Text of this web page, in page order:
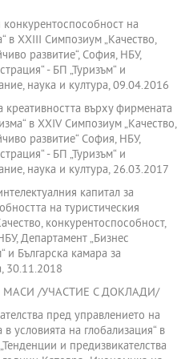
конкурентоспособност на
в XXIII Симпозиум „Качество,
развитие“, София, НБУ,
- БП „Туризъм“ и
наука и култура, 09.04.2016
креативността върху фирмената
в XХIV Симпозиум „Качество,
развитие“ София, НБУ,
- БП „Туризъм“ и
наука и култура, 26.03.2017
капитал за
на туристическия
конкурентоспособност,
Департамент „Бизнес
и Българска камара за
30.11.2018
/УЧАСТИЕ С ДОКЛАДИ/
пред управлението на
условията на глобализация“ в
и предизвикателства